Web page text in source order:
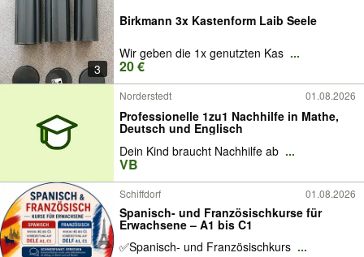
3
Birkmann 3x Kastenform Laib Seele
Wir geben die 1x genutzten Kas ...
20 €
Norderstedt 01.08.2026
Professionelle 1zu1 Nachhilfe in Mathe,
Deutsch und Englisch
Dein Kind braucht Nachhilfe ab ...
VB
Schiffdorf 01.08.2026
Spanisch- und Französischkurse für
Erwachsene – A1 bis C1
✅Spanisch- und Französischkurs ...